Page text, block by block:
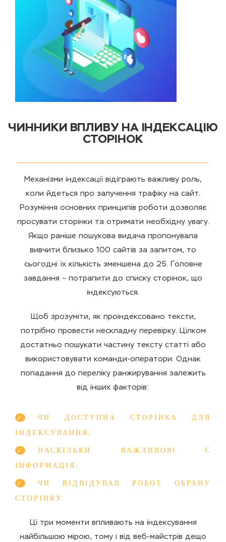
ЧИННИКИ ВПЛИВУ НА ІНДЕКСАЦІЮ
СТОРІНОК
Механізми індексації відіграють важливу роль,
коли йдеться про залучення трафіку на сайт.
Розуміння основних принципів роботи дозволяє
просувати сторінки та отримати необхідну увагу.
Якщо раніше пошукова видача пропонувала
вивчити близько 100 сайтів за запитом, то
сьогодні їх кількість зменшена до 25. Головне
завдання – потрапити до списку сторінок, що
індексуються.
Щоб зрозуміти, як проіндексовано тексти,
потрібно провести нескладну перевірку. Цілком
достатньо пошукати частину тексту статті або
використовувати команди-оператори. Однак
попадання до переліку ранжирування залежить
від інших факторів:
ЧИ ДОСТУПНА СТОРІНКА ДЛЯ
ІНДЕКСУВАННЯ;
НАСКІЛЬКИ ВАЖЛИВОЮ Є
ІНФОРМАЦІЯ;
ЧИ ВІДВІДУВАВ РОБОТ ОБРАНУ
СТОРІНКУ.
Ці три моменти впливають на індексування
найбільшою мірою, тому і від веб-майстрів дещо